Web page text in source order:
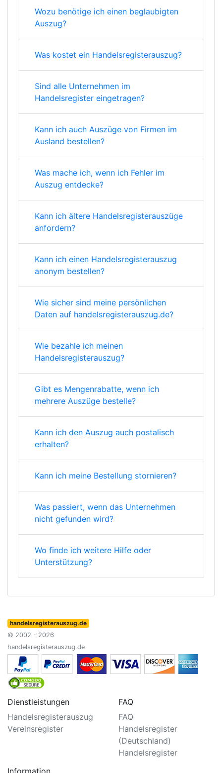
Wozu benötige ich einen beglaubigten
Auszug?
Was kostet ein Handelsregisterauszug?
Sind alle Unternehmen im
Handelsregister eingetragen?
Kann ich auch Auszüge von Firmen im
Ausland bestellen?
Was mache ich, wenn ich Fehler im
Auszug entdecke?
Kann ich ältere Handelsregisterauszüge
anfordern?
Kann ich einen Handelsregisterauszug
anonym bestellen?
Wie sicher sind meine persönlichen
Daten auf handelsregisterauszug.de?
Wie bezahle ich meinen
Handelsregisterauszug?
Gibt es Mengenrabatte, wenn ich
mehrere Auszüge bestelle?
Kann ich den Auszug auch postalisch
erhalten?
Kann ich meine Bestellung stornieren?
Was passiert, wenn das Unternehmen
nicht gefunden wird?
Wo finde ich weitere Hilfe oder
Unterstützung?
handelsregisterauszug.de
© 2002 - 2026
handelsregisterauszug.de
Dienstleistungen
Handelsregisterauszug
Vereinsregister
FAQ
FAQ
Handelsregister
(Deutschland)
Handelsregister
Information